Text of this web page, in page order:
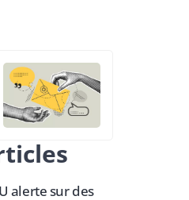
alerte sur des